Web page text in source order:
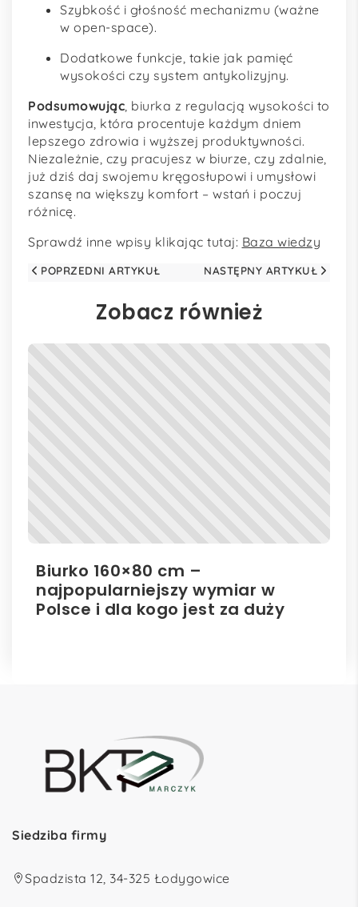
Szybkość i głośność mechanizmu (ważne
w open-space).
Dodatkowe funkcje, takie jak pamięć
wysokości czy system antykolizyjny.
Podsumowując , biurka z regulacją wysokości to
inwestycja, która procentuje każdym dniem
lepszego zdrowia i wyższej produktywności.
Niezależnie, czy pracujesz w biurze, czy zdalnie,
już dziś daj swojemu kręgosłupowi i umysłowi
szansę na większy komfort – wstań i poczuj
różnicę.
Sprawdź inne wpisy klikając tutaj: Baza wiedzy
POPRZEDNI ARTYKUŁ NASTĘPNY ARTYKUŁ
Zobacz również
Biurko 160×80 cm –
najpopularniejszy wymiar w
Polsce i dla kogo jest za duży
Siedziba firmy
Spadzista 12, 34-325 Łodygowice